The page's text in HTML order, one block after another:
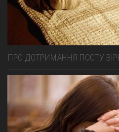
ПРО ДОТРИМАННЯ ПОСТУ